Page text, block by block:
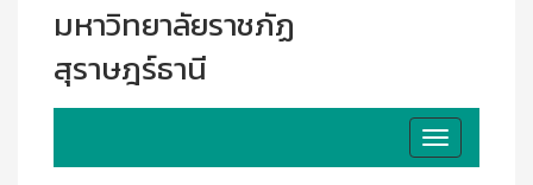
มหาวิทยาลัยราชภัฏ
สุราษฎร์ธานี
Toggle
navigation